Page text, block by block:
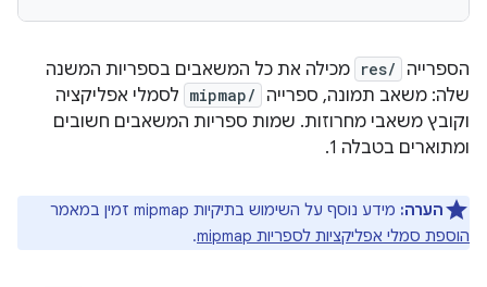
הספרייה res/ מכילה את כל המשאבים בספריות המשנה
שלה: משאב תמונה, ספרייה
mipmap/ לסמלי אפליקציה
וקובץ משאבי מחרוזות. שמות ספריות המשאבים חשובים
ומתוארים בטבלה 1.
הערה: מידע נוסף על השימוש בתיקיות mipmap זמין במאמר
הוספת סמלי אפליקציות לספריות mipmap
.